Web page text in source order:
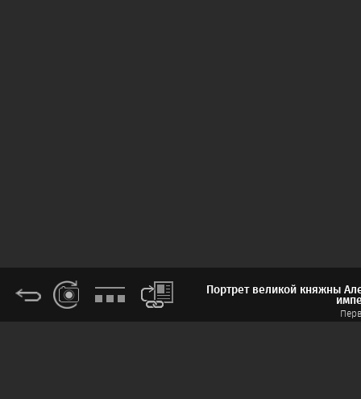
Портрет великой княжны